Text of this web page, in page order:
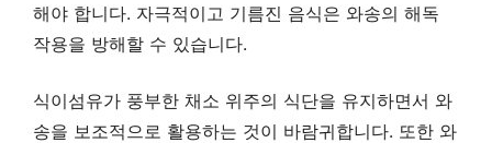
해야 합니다. 자극적이고 기름진 음식은 와송의 해독
작용을 방해할 수 있습니다.
식이섬유가 풍부한 채소 위주의 식단을 유지하면서 와
송을 보조적으로 활용하는 것이 바람귀합니다. 또한 와